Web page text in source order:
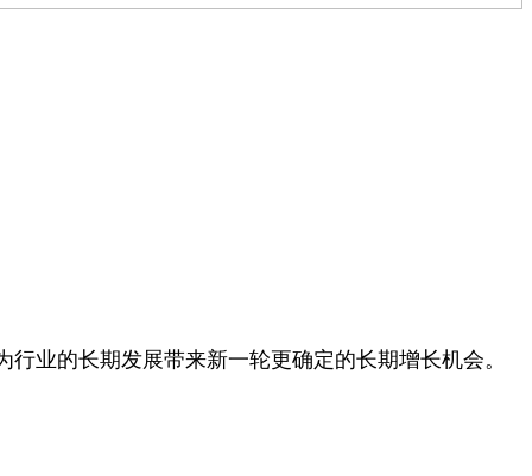
业的长期发展带来新一轮更确定的长期增长机会。